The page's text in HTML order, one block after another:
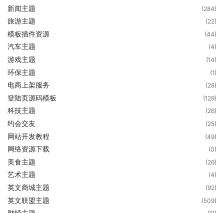
新闻主题 (284)
旅游主题 (22)
模板插件资源 (44)
汽车主题 (4)
游戏主题 (14)
环保主题 (1)
电商上架服务 (28)
登陆页源码模板 (129)
科技主题 (26)
约会交友 (25)
网站开发教程 (49)
网络资源下载 (0)
美食主题 (26)
艺术主题 (4)
英文商城主题 (92)
英文联盟主题 (509)